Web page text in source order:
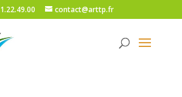
contact@arttp.fr